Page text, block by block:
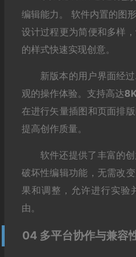
编辑能力。 软件内置的图
设计过程更为简便和多样
的样式快速实现创意。
新版本的用户界面经
观的操作体验。支持高达
在进行矢量插图和页面排
提高创作质量。
软件还提供了丰富的
破坏性编辑功能，无需改
果和调整，允许进行实验
由。
04 多平台协作与兼容